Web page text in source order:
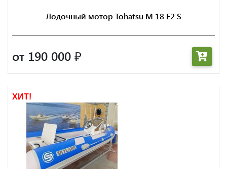
Лодочный мотор Tohatsu M 18 E2 S
от 190 000 ₽
ХИТ!